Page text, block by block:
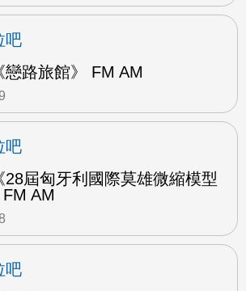
吧
戀路旅館》 FM AM
吧
28屆匈牙利國際莫雄微縮模型
AM
吧